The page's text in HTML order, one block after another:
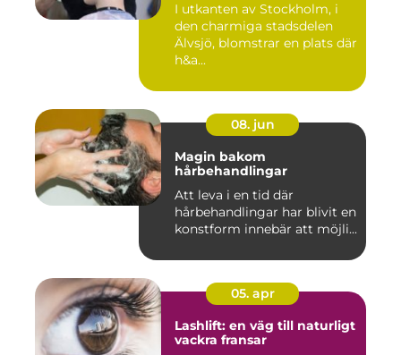
I utkanten av Stockholm, i
den charmiga stadsdelen
Älvsjö, blomstrar en plats där
h&a...
08. jun
Magin bakom
hårbehandlingar
Att leva i en tid där
hårbehandlingar har blivit en
konstform innebär att möjli...
05. apr
Lashlift: en väg till naturligt
vackra fransar